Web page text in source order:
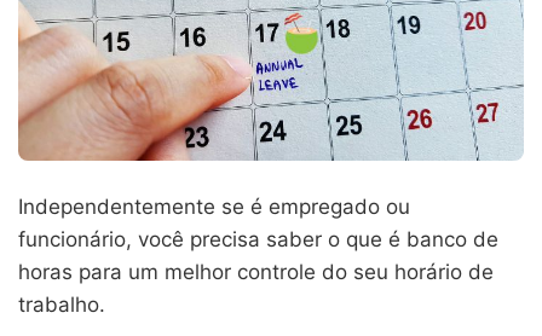
Independentemente se é empregado ou
funcionário, você precisa saber o que é banco de
horas para um melhor controle do seu horário de
trabalho.